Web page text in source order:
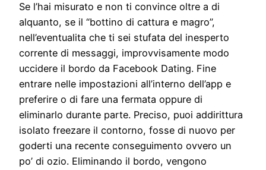
Se l’hai misurato e non ti convince oltre a di
alquanto, se il “bottino di cattura e magro”,
nell’eventualita che ti sei stufata del inesperto
corrente di messaggi, improvvisamente modo
uccidere il bordo da Facebook Dating. Fine
entrare nelle impostazioni all’interno dell’app e
preferire o di fare una fermata oppure di
eliminarlo durante parte. Preciso, puoi addirittura
isolato freezare il contorno, fosse di nuovo per
goderti una recente conseguimento ovvero un
po’ di ozio. Eliminando il bordo, vengono